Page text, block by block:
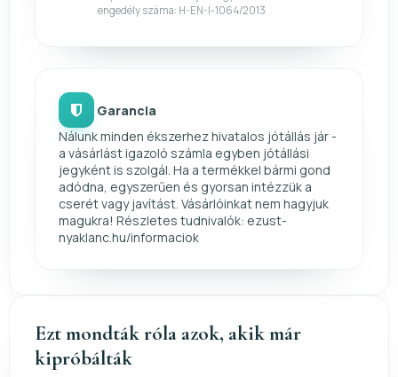
engedély száma: H-EN-I-1064/2013
Garancia
Nálunk minden ékszerhez hivatalos jótállás jár -
a vásárlást igazoló számla egyben jótállási
jegyként is szolgál. Ha a termékkel bármi gond
adódna, egyszerűen és gyorsan intézzük a
cserét vagy javítást. Vásárlóinkat nem hagyjuk
magukra! Részletes tudnivalók: ezust-
nyaklanc.hu/informaciok
Ezt mondták róla azok, akik már
kipróbálták